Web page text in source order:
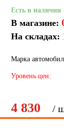
Есть в наличии
В магазине:
На складах:
Марка
Уровень цен:
4 830 /